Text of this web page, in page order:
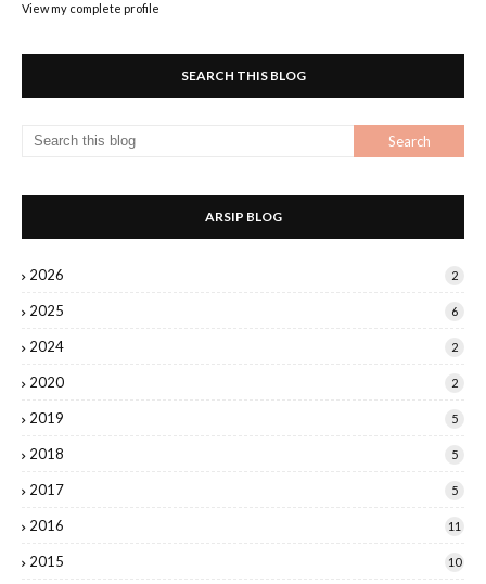
View my complete profile
SEARCH THIS BLOG
ARSIP BLOG
2026 2
2025 6
2024 2
2020 2
2019 5
2018 5
2017 5
2016 11
2015 10